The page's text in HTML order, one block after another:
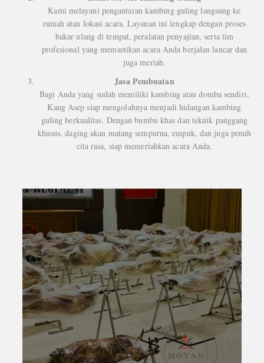
Kami melayani pengantaran kambing guling langsung ke
rumah atau lokasi acara. Layanan ini lengkap dengan proses
bakar ulang di tempat, peralatan penyajian, serta tim
profesional yang memastikan acara Anda berjalan lancar dan
juga meriah.
Jasa Pembuatan
Bagi Anda yang sudah memiliki kambing atau domba sendiri,
Kang Asep siap mengolahnya menjadi hidangan kambing
guling berkualitas. Dengan bumbu khas dan teknik panggang
khusus, daging akan matang sempurna, empuk, dan juga penuh
cita rasa, siap memeriahkan acara Anda.